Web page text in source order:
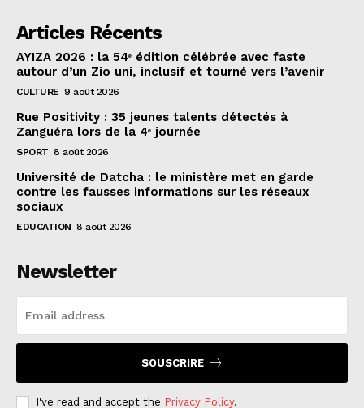
Articles Récents
AYIZA 2026 : la 54ᵉ édition célébrée avec faste
autour d’un Zio uni, inclusif et tourné vers l’avenir
CULTURE 9 août 2026
Rue Positivity : 35 jeunes talents détectés à
Zanguéra lors de la 4ᵉ journée
SPORT 8 août 2026
Université de Datcha : le ministère met en garde
contre les fausses informations sur les réseaux
sociaux
EDUCATION 8 août 2026
Newsletter
SOUSCRIRE
I've read and accept the Privacy Policy.